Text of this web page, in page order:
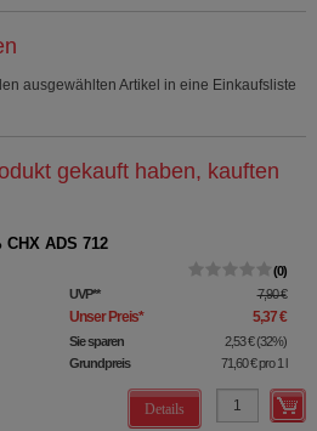
ausgewählten Artikel in eine Einkaufsliste
gekauft haben, kauften
CHX ADS 712
0
UVP** 7,90 €
Unser Preis* 5,37 €
Sie sparen 2,53 € (32%)
Grundpreis
71,60 €pro 1 l
Details